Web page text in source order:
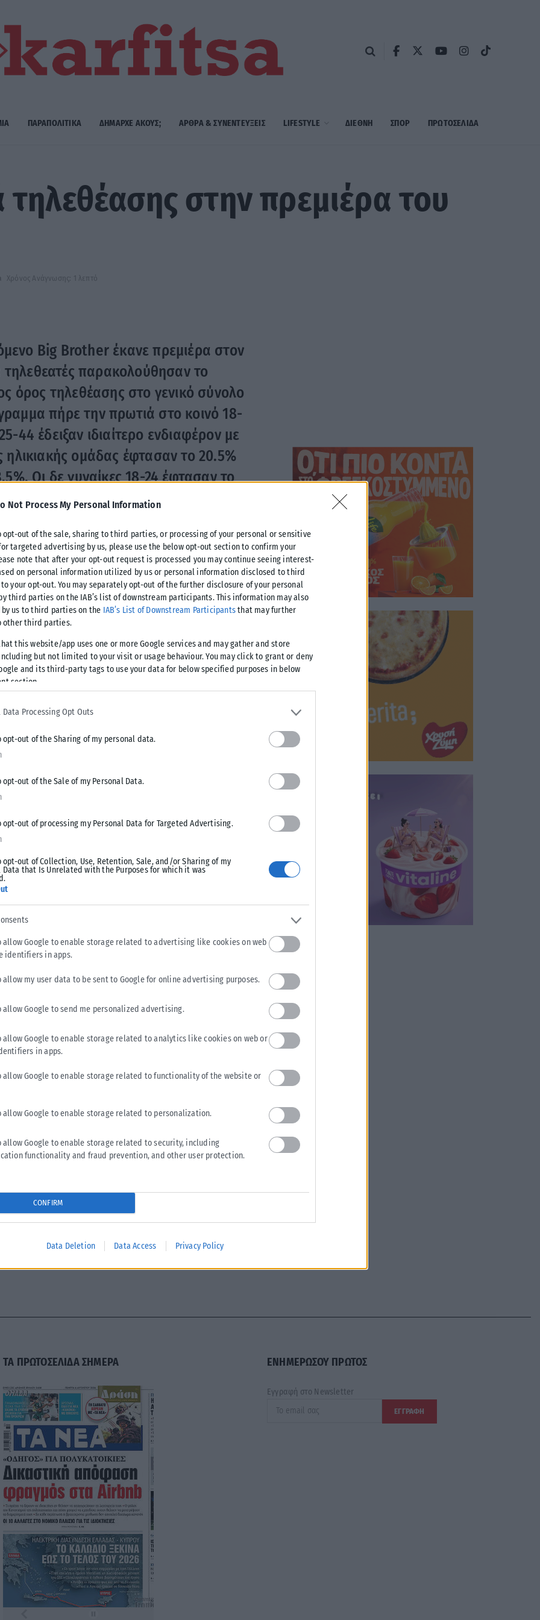
Not Process My Personal Information
opt-out of the sale, sharing to third parties, or processing of your personal or sensitive
targeted advertising by us, please use the below opt-out section to confirm your
note that after your opt-out request is processed you may continue seeing interest-
on personal information utilized by us or personal information disclosed to third
your opt-out. You may separately opt-out of the further disclosure of your personal
third parties on the IAB’s list of downstream participants. This information may also
by us to third parties on the IAB’s List of Downstream Participantsthat may further
other third parties.
this website/app uses one or more Google services and may gather and store
but not limited to your visit or usage behaviour. You may click to grant or deny
and its third-party tags to use your data for below specified purposes in below
section.
Data Processing Opt Outs
opt-out of the Sharing of my personal data.
opt-out of the Sale of my Personal Data.
opt-out of processing my Personal Data for Targeted Advertising.
opt-out of Collection, Use, Retention, Sale, and/or Sharing of my
Data that Is Unrelated with the Purposes for which it was
allow Google to enable storage related to advertising like cookies on web
identifiers in apps.
allow my user data to be sent to Google for online advertising purposes.
allow Google to send me personalized advertising.
allow Google to enable storage related to analytics like cookies on web or
in apps.
allow Google to enable storage related to functionality of the website or
allow Google to enable storage related to personalization.
allow Google to enable storage related to security, including
functionality and fraud prevention, and other user protection.
CONFIRM
Data Deletion Data Access Privacy Policy
ΠΑΡΑΠΟΛΙΤΙΚΑ ΔΗΜΑΡΧE ΑΚΟΥΣ; ΑΡΘΡΑ & ΣΥΝΕΝΤΕΥΞΕΙΣ LIFESTYLE ΔΙΕΘΝΗ ΣΠΟΡ ΠΡΩΤΟΣΈΛΙΔΑ
στην πρεμιέρα του
Χρόνος Ανάγνωσης: 1 λεπτό
Big Brother έκανε πρεμιέρα στον
παρακολούθησαν το
όρος τηλεθέασης στο γενικό σύνολο
πήρε την πρωτιά στο κοινό 18-
44 έδειξαν ιδιαίτερο ενδιαφέρον με
ηλικιακής ομάδας έφτασαν το 20.5%
Οι δε γυναίκες 18-24 έφτασαν το
του έως τώρα, ο Big Brother μονοπωλεί το ενδιαφέρον
να καταλαμβάνουν την πρώτη θέση των
επίσης το όνομα του παρουσιαστή Πέτρου
αποκαλύπτοντας πως το σπίτι του έχει περισσότερα
Στο κρυφό δωμάτιο του σπιτιού βρέθηκε ο Γιώργος
Ζαφειράκη και τη Χριστίνα Παπαδέλλη. Η αποστολή που
είναι πως πρέπει να μην καταλάβει κανείς την
συνέπειες.
στο σαλόνι του σπιτιού – ένα σημείωμα που κρύβει
έρχεται στις οθόνες μας την Τρίτη 29/04 και φέρνει
για πρώτη φορά το live streaming προσφέροντας στους
χρόνο όλα όσα διαδραματίζονται μέσα στο σπίτι του Big
Πρωθυπουργό (video)
της Γιώργος Μυλωνάκης επέστρεψε στο πλατό του Happy Day.
Ο...
Ταπρωτοσέλιδατωνεφημερίδων
Ταυτότητα Επικοινωνία & Διαφήμιση Όροι Χρήσης – Πολιτική Απορρήτου